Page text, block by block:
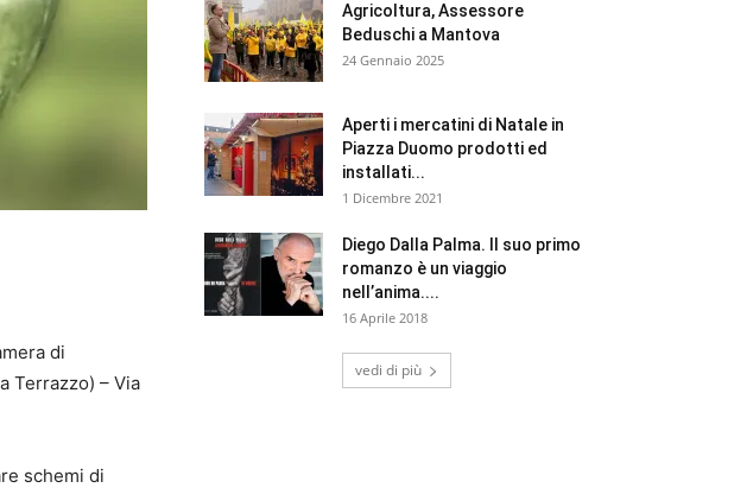
di
Terrazzo) – Via
schemi di
Agricoltura, Assessore
Beduschi a Mantova
24 Gennaio 2025
Aperti i mercatini di Natale in
Piazza Duomo prodotti ed
installati...
1 Dicembre 2021
Diego Dalla Palma. Il suo primo
romanzo è un viaggio
nell’anima....
16 Aprile 2018
vedi di più